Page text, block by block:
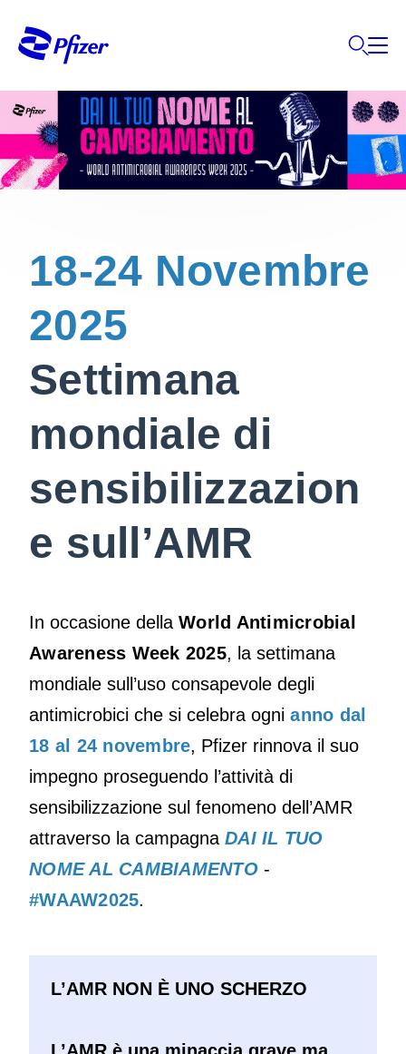
18-24 Novembre
2025
Settimana
mondiale di
sensibilizzazion
e sull’AMR
In occasione della World Antimicrobial
Awareness Week 2025, la settimana
mondiale sull’uso consapevole degli
antimicrobici che si celebra ogni anno dal
18 al 24 novembre, Pfizer rinnova il suo
impegno proseguendo l’attività di
sensibilizzazione sul fenomeno dell’AMR
attraverso la campagna DAI IL TUO
NOME AL CAMBIAMENTO-
#WAAW2025.
L’AMR NON È UNO SCHERZO